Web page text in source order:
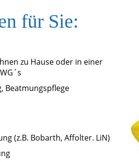
für Sie:
zu Hause oder in einer
Beatmungspflege
(z.B. Bobarth, Affolter. LiN)